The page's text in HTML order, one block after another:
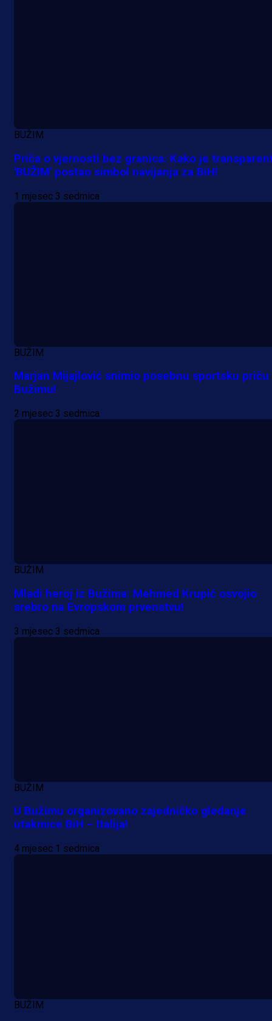
BUŽIM
Priča o vjernosti bez granica: Kako je
'BUŽIM' postao simbol navijanja za BiH!
1 mjesec 3 sedmica
BUŽIM
Marjan Mijajlović snimio posebnu sportsku priču
Bužimu!
2 mjesec 3 sedmica
BUŽIM
Mladi heroj iz Bužima: Mehmed Krupić osvojio
srebro na Evropskom prvenstvu!
3 mjesec 3 sedmica
BUŽIM
U Bužimu organizovano zajedničko gledanje
utakmice BiH – Italija!
4 mjesec 1 sedmica
BUŽIM